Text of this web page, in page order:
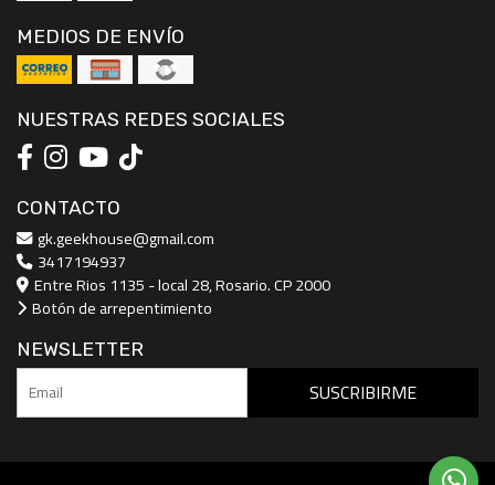
MEDIOS DE ENVÍO
NUESTRAS REDES SOCIALES
CONTACTO
gk.geekhouse@gmail.com
3417194937
Entre Rios 1135 - local 28, Rosario. CP 2000
Botón de arrepentimiento
NEWSLETTER
SUSCRIBIRME